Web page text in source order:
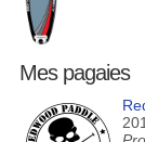
Mes pagaies